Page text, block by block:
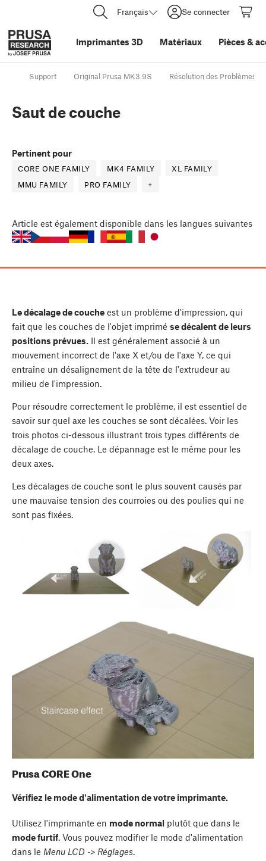
Français Se connecter
Imprimantes 3D Matériaux Pièces &
Support Original Prusa MK3.9S Résolution des Problèmes
Saut de couche
Pertinent pour
CORE ONE FAMILY MK4 FAMILY
XL FAMILY
MMU FAMILY
PRO FAMILY +
Article est également disponible dans les langues suivantes
Le décalage de couche est un problème d'impression, qui
fait que les couches de l'objet imprimé se décalent de leurs
positions prévues. Il est généralement associé à un
mouvement incorrect de l'axe X et/ou de l'axe Y, ce qui
entraîne un désalignement de la tête de l'extrudeur au
milieu de l'impression.
Pour résoudre correctement le problème, il est essentiel de
savoir sur quel axe les couches se sont décalées. Voir les
trois photos ci-dessous illustrant trois types différents de
décalage de couche. Le dépannage est le même pour les
deux axes.
Les décalages de couche sont le plus souvent causés par
une mauvaise tension des courroies ou des poulies qui ne
sont pas fixées.
Prusa CORE One
Vérifiez le mode d'alimentation de votre imprimante.
Utilisez l'imprimante en mode normal plutôt que dans le
mode furtif. Vous pouvez modifier le mode d'alimentation
dans le Menu LCD -> Réglages.